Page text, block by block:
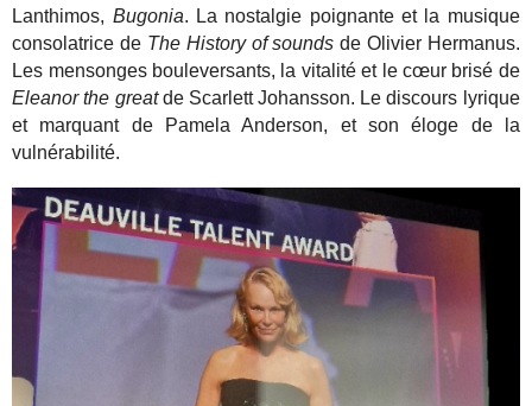
Lanthimos, Bugonia. La nostalgie poignante et la musique
consolatrice de The History of sounds de Olivier Hermanus.
Les mensonges bouleversants, la vitalité et le cœur brisé de
Eleanor the greatde Scarlett Johansson. Le discours lyrique
et marquant de Pamela Anderson, et son éloge de la
vulnérabilité.